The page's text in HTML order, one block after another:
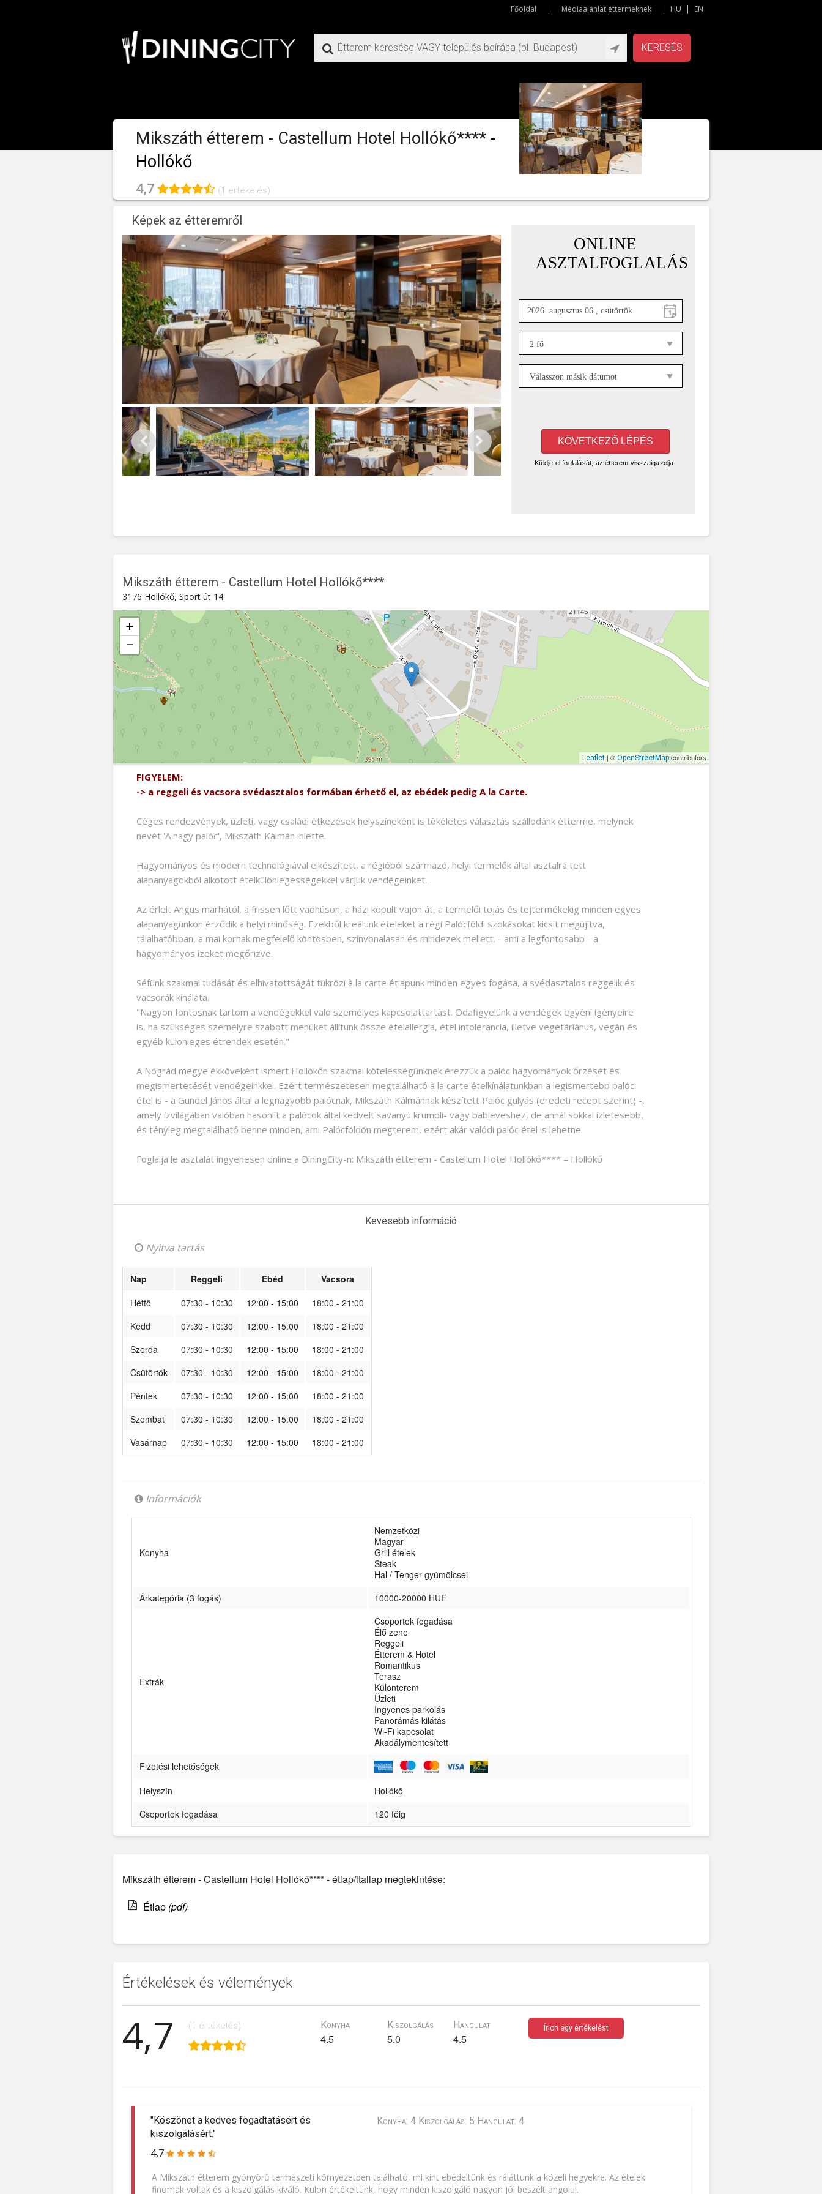
Főoldal Médiaajánlat éttermeknek HU EN
KERESÉS
Mikszáth étterem - Castellum Hotel Hollókő**** -
Hollókő
4,7 (1 értékelés)
Képek az étteremről
Mikszáth étterem - Castellum Hotel Hollókő****
3176 Hollókő, Sport út 14.
+
−
Leaflet| © OpenStreetMapcontributors
Mikszáth étterem - Castellum Hotel Hollókő****
Sport út 14. , 3176
Hollókő
FIGYELEM:
-> a reggeli és vacsora svédasztalos formában érhető el, az ebédek pedig A la Carte.
Céges rendezvények, üzleti, vagy családi étkezések helyszíneként is tökéletes választás szállodánk étterme, melynek
nevét 'A nagy palóc', Mikszáth Kálmán ihlette.
Hagyományos és modern technológiával elkészített, a régióból származó, helyi termelők által asztalra tett
alapanyagokból alkotott ételkülönlegességekkel várjuk vendégeinket.
Az érlelt Angus marhától, a frissen lőtt vadhúson, a házi köpült vajon át, a termelői tojás és tejtermékekig minden egyes
alapanyagunkon érződik a helyi minőség. Ezekből kreálunk ételeket a régi Palócföldi szokásokat kicsit megújítva,
tálalhatóbban, a mai kornak megfelelő köntösben, színvonalasan és mindezek mellett, - ami a legfontosabb - a
hagyományos ízeket megőrizve.
Séfünk szakmai tudását és elhivatottságát tükrözi à la carte étlapunk minden egyes fogása, a svédasztalos reggelik és
vacsorák kínálata.
"Nagyon fontosnak tartom a vendégekkel való személyes kapcsolattartást. Odafigyelünk a vendégek egyéni igényeire
is, ha szükséges személyre szabott menüket állítunk össze ételallergia, étel intolerancia, illetve vegetáriánus, vegán és
egyéb különleges étrendek esetén."
A Nógrád megye ékköveként ismert Hollókőn szakmai kötelességünknek érezzük a palóc hagyományok őrzését és
megismertetését vendégeinkkel. Ezért természetesen megtalálható à la carte ételkínálatunkban a legismertebb palóc
étel is - a Gundel János által a legnagyobb palócnak, Mikszáth Kálmánnak készített Palóc gulyás (eredeti recept szerint) -,
amely ízvilágában valóban hasonlít a palócok által kedvelt savanyú krumpli- vagy bableveshez, de annál sokkal ízletesebb,
és tényleg megtalálható benne minden, ami Palócföldön megterem, ezért akár valódi palóc étel is lehetne.
Foglalja le asztalát ingyenesen online a DiningCity-n: Mikszáth étterem - Castellum Hotel Hollókő**** – Hollókő
Kevesebb információ
Nyitva tartás
Nap Reggeli Ebéd
Vacsora
Hétfő
07:30 - 10:30 12:00 - 15:00
18:00 - 21:00
Kedd
07:30 - 10:30 12:00 - 15:00
18:00 - 21:00
Szerda
07:30 - 10:30 12:00 - 15:00
18:00 - 21:00
Csütörtök
07:30 - 10:30 12:00 - 15:00
18:00 - 21:00
Péntek
07:30 - 10:30 12:00 - 15:00
18:00 - 21:00
Szombat
07:30 - 10:30 12:00 - 15:00
18:00 - 21:00
Vasárnap
07:30 - 10:30 12:00 - 15:00 18:00 - 21:00
Információk
Konyha
Nemzetközi
Magyar
Grill ételek
Steak
Hal / Tenger gyümölcsei
Árkategória (3 fogás)
10000-20000 HUF
Extrák
Csoportok fogadása
Élő zene
Reggeli
Étterem & Hotel
Romantikus
Terasz
Különterem
Üzleti
Ingyenes parkolás
Panorámás kilátás
Wi-Fi kapcsolat
Akadálymentesített
Fizetési lehetőségek
Helyszín
Hollókő
Csoportok fogadása
120 főig
Mikszáth étterem - Castellum Hotel Hollókő**** - étlap/itallap megtekintése:
Étlap (pdf)
Értékelések és vélemények
4,7 (1 értékelés) Konyha
4.5
Kiszolgálás
5.0
Hangulat
4.5
Írjon egy értékelést
"Köszönet a kedves fogadtatásért és
kiszolgálásért."
4,7
Konyha: 4 Kiszolgálás: 5 Hangulat: 4
A Mikszáth étterem gyönyörű természeti környezetben található, mi kint ebédeltünk és ráláttunk a közeli hegyekre. Az ételek
finomak voltak és a kiszolgálás kiváló. Külön értékeltünk, hogy minden kiszolgáló nagyon jól beszélt angolul.